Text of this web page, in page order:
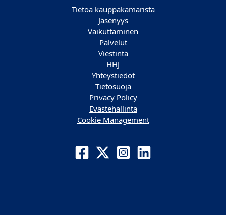
Tietoa kauppakamarista
Jäsenyys
Vaikuttaminen
Palvelut
Viestintä
HHJ
Yhteystiedot
Tietosuoja
Privacy Policy
Evästehallinta
Cookie Management